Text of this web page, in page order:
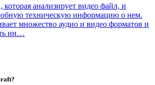
анализирует видео файл, и
техническую информацию о нем.
множество аудио и видео форматов и
ин…